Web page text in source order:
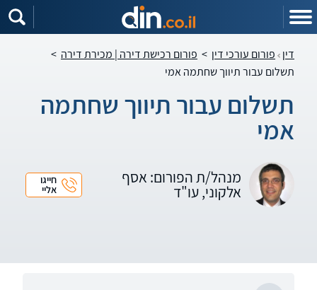
דין פורום עורכי דין > פורום רכישת דירה | מכירת דירה >
תשלום עבור תיווך שחתמה אמי
תשלום עבור תיווך שחתמה
אמי
מנהל/ת הפורום: אסף
אלקוני, עו"ד
חייגו
אליי